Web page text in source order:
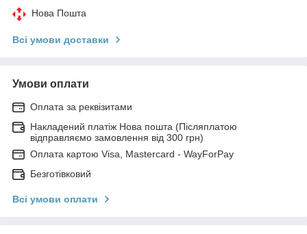
Нова Пошта
Всі умови доставки
Умови оплати
Оплата за реквізитами
Накладений платіж Нова пошта (Післяплатою
відправляємо замовлення від 300 грн)
Оплата картою Visa, Mastercard - WayForPay
Безготівковий
Всі умови оплати